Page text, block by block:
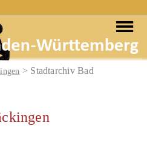
> Stadtarchiv Bad